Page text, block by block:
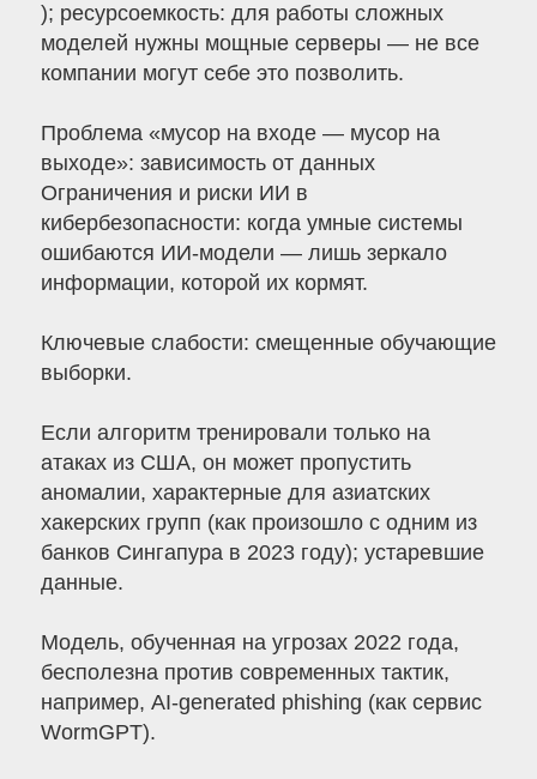
); ресурсоемкость: для работы сложных
моделей нужны мощные серверы — не все
компании могут себе это позволить.
Проблема «мусор на входе — мусор на
выходе»: зависимость от данных
Ограничения и риски ИИ в
кибербезопасности: когда умные системы
ошибаются ИИ-модели — лишь зеркало
информации, которой их кормят.
Ключевые слабости: смещенные обучающие
выборки.
Если алгоритм тренировали только на
атаках из США, он может пропустить
аномалии, характерные для азиатских
хакерских групп (как произошло с одним из
банков Сингапура в 2023 году); устаревшие
данные.
Модель, обученная на угрозах 2022 года,
бесполезна против современных тактик,
например, AI-generated phishing (как сервис
WormGPT).